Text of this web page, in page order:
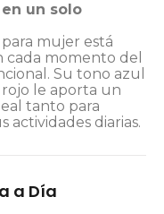
un solo
mujer está
cada momento del
Su tono azul
le aporta un
tanto para
actividades diarias.
a Día